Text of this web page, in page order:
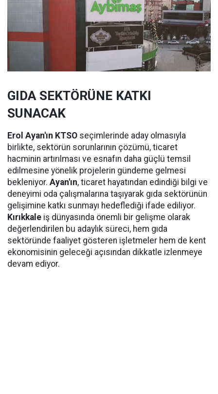
GIDA SEKTÖRÜNE KATKI
SUNACAK
Erol Ayan'ın KTSO seçimlerinde aday olmasıyla
birlikte, sektörün sorunlarının çözümü, ticaret
hacminin artırılması ve esnafın daha güçlü temsil
edilmesine yönelik projelerin gündeme gelmesi
bekleniyor. Ayan'ın, ticaret hayatından edindiği bilgi ve
deneyimi oda çalışmalarına taşıyarak gıda sektörünün
gelişimine katkı sunmayı hedeflediği ifade ediliyor.
Kırıkkale iş dünyasında önemli bir gelişme olarak
değerlendirilen bu adaylık süreci, hem gıda
sektöründe faaliyet gösteren işletmeler hem de kent
ekonomisinin geleceği açısından dikkatle izlenmeye
devam ediyor.